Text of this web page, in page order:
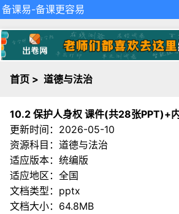
备课易-备课更容易
首页 > 道德与法治
10.2 保护人身权 课件(共28张PPT)+
更新时间：2026-05-10
资源科目：道德与法治
适应版本：统编版
适应地区：全国
文档类型：pptx
文档大小：64.8MB